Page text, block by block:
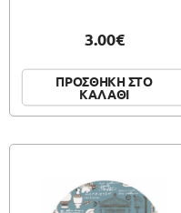
3.00€
ΠΡΟΣΘΗΚΗ ΣΤΟ
ΚΑΛΑΘΙ